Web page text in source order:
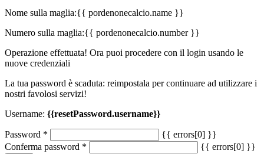
Nome sulla maglia:{{ pordenonecalcio.name }}
Numero sulla maglia:{{ pordenonecalcio.number }}
Operazione effettuata! Ora puoi procedere con il login usando le
nuove credenziali
La tua password è scaduta: reimpostala per continuare ad utilizzare i
nostri favolosi servizi!
Username: {{resetPassword.username}}
Password *
{{ errors[0] }}
Conferma password * {{ errors[0] }}